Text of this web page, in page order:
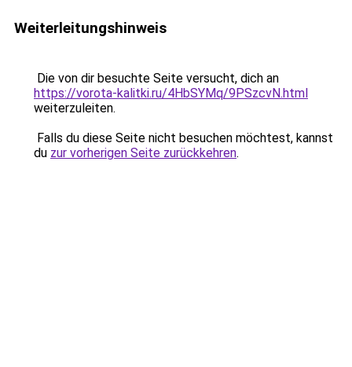
Weiterleitungshinweis
Die von dir besuchte Seite versucht, dich an
https://vorota-kalitki.ru/4HbSYMq/9PSzcvN.html
weiterzuleiten.
Falls du diese Seite nicht besuchen möchtest, kannst
du zur vorherigen Seite zurückkehren.